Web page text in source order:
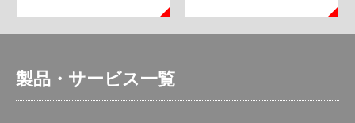
製品・サービス一覧